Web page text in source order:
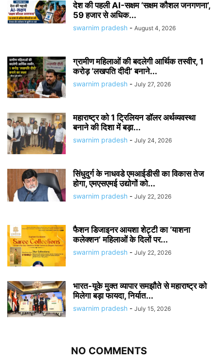
देश की पहली AI-सक्षम ‘सक्षम कौशल जनगणना’,
59 हजार से अधिक...
swarnim pradesh - August 4, 2026
ग्रामीण महिलाओं की बदलेगी आर्थिक तस्वीर, 1
करोड़ ‘लखपति दीदी’ बनाने...
swarnim pradesh - July 27, 2026
महाराष्ट्र को 1 ट्रिलियन डॉलर अर्थव्यवस्था
बनाने की दिशा में बड़ा...
swarnim pradesh - July 24, 2026
सिंधुदुर्ग के नाधवडे एमआईडीसी का विकास तेज
होगा, एमएसएमई उद्योगों को...
swarnim pradesh - July 22, 2026
फैशन डिजाइनर आयशा शेट्टी का ‘याशना
कलेक्शन’ महिलाओं के दिलों पर...
swarnim pradesh - July 22, 2026
भारत-यूके मुक्त व्यापार समझौते से महाराष्ट्र को
मिलेगा बड़ा फायदा, निर्यात...
swarnim pradesh - July 15, 2026
NO COMMENTS